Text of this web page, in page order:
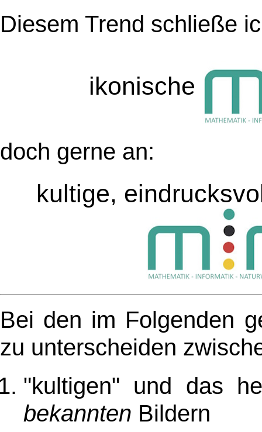
Diesem Trend schließe
ikonische
doch gerne an:
kultige,
Bei den im Folgenden
zu unterscheiden
"kultigen" und das
bekannten Bildern